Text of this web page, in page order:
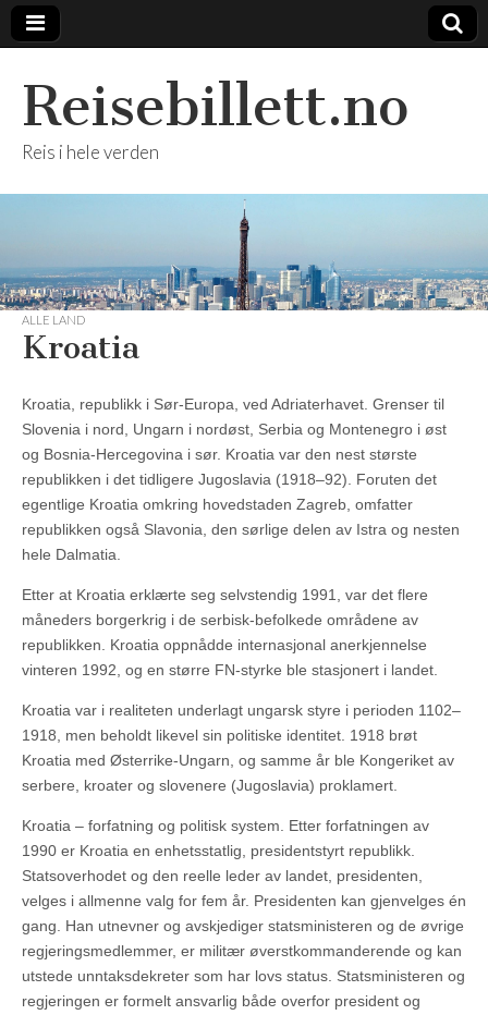
Reisebillett.no
Reis i hele verden
ALLE LAND
Kroatia
Kroatia, republikk i Sør-Europa, ved Adriaterhavet. Grenser til
Slovenia i nord, Ungarn i nordøst, Serbia og Montenegro i øst
og Bosnia-Hercegovina i sør. Kroatia var den nest største
republikken i det tidligere Jugoslavia (1918–92). Foruten det
egentlige Kroatia omkring hovedstaden Zagreb, omfatter
republikken også Slavonia, den sørlige delen av Istra og nesten
hele Dalmatia.
Etter at Kroatia erklærte seg selvstendig 1991, var det flere
måneders borgerkrig i de serbisk-befolkede områdene av
republikken. Kroatia oppnådde internasjonal anerkjennelse
vinteren 1992, og en større FN-styrke ble stasjonert i landet.
Kroatia var i realiteten underlagt ungarsk styre i perioden 1102–
1918, men beholdt likevel sin politiske identitet. 1918 brøt
Kroatia med Østerrike-Ungarn, og samme år ble Kongeriket av
serbere, kroater og slovenere (Jugoslavia) proklamert.
Kroatia – forfatning og politisk system. Etter forfatningen av
1990 er Kroatia en enhetsstatlig, presidentstyrt republikk.
Statsoverhodet og den reelle leder av landet, presidenten,
velges i allmenne valg for fem år. Presidenten kan gjenvelges én
gang. Han utnevner og avskjediger statsministeren og de øvrige
regjeringsmedlemmer, er militær øverstkommanderende og kan
utstede unntaksdekreter som har lovs status. Statsministeren og
regjeringen er formelt ansvarlig både overfor president og